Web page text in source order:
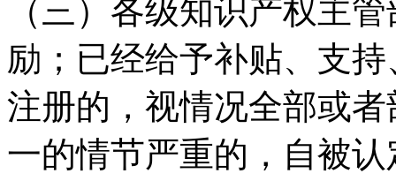
（三）各级知识产权主
励；已经给予补贴、支
注册的，视情况全部或
一的情节严重的，自被